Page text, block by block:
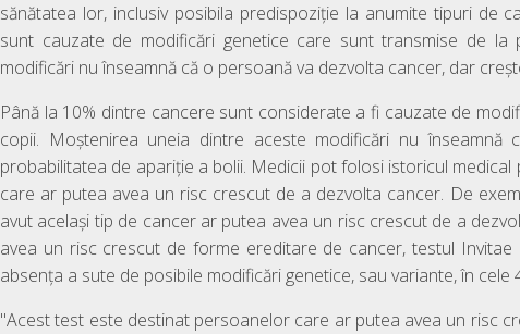
sănătatea lor, inclusiv posibila predispoziție la anumite tipuri de
sunt cauzate de modificări genetice care sunt transmise de
modificări nu înseamnă că o persoană va dezvolta cancer, dar
Până la 10% dintre cancere sunt considerate a fi cauzate de
copii. Moștenirea uneia dintre aceste modificări nu
probabilitatea de apariție a bolii. Medicii pot folosi istoricul
care ar putea avea un risc crescut de a dezvolta cancer. De
avut același tip de cancer ar putea avea un risc crescut de a
avea un risc crescut de forme ereditare de cancer, testul
absența a sute de posibile modificări genetice, sau variante, în cele
"Acest test este destinat persoanelor care ar putea avea un risc